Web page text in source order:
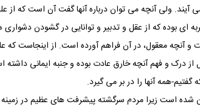
آیند. ولی آنچه می توان درباره آنها گفت آن است که از
‏ای بوده که از عقل و تدبیر و توانایی در گشودن
و آنچه معقول، در آن فراهم آورده است. از اینجاست
از درک و فهم آنچه خارق عادت بوده و جنبه ایمانی
همه آنها را در بر می‏ گیرد.
است زیرا مردم سرگشته پیشرفت های عظیم در